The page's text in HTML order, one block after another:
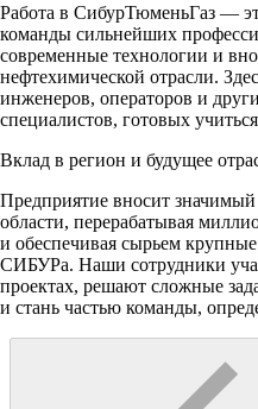
Работа в СибурТюменьГаз —
команды сильнейших
современные технологии и
нефтехимической отрасли.
инженеров, операторов и
специалистов, готовых
Вклад в регион и будущее
Предприятие вносит
области, перерабатывая
и обеспечивая сырьем
СИБУРа. Наши сотрудники
проектах, решают сложные
и стань частью команды,